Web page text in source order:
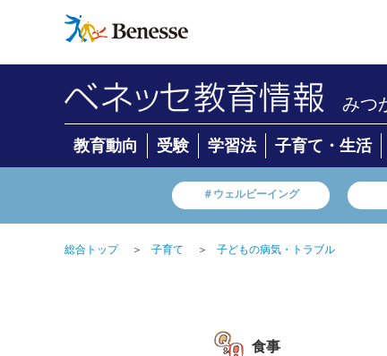
みつ
教育動向 受験 学習法 子育て・生活
＃ウェルビーイング
総合トップ ＞ 子育て ＞ 子どもの病気・トラブル
食事